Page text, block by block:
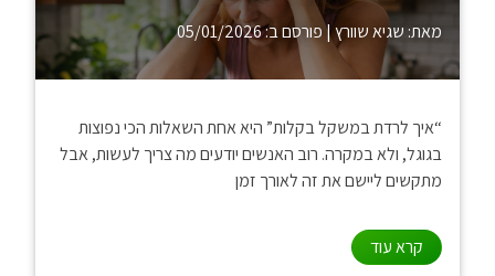
מאת: שגיא שוורץ|פורסם ב: 05/01/2026
“איך לרדת במשקל בקלות” היא אחת השאלות הכי נפוצות
בגוגל, ולא במקרה. רוב האנשים יודעים מה צריך לעשות, אבל
מתקשים ליישם את זה לאורך זמן
קרא עוד